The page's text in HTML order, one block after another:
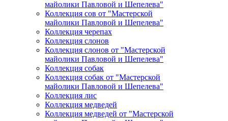
майолики Павловой и Шепелева"
Коллекция сов от "Мастерской
майолики Павловой и Шепелева"
Коллекция черепах
Коллекция слонов
Коллекция слонов от "Мастерской
майолики Павловой и Шепелева"
Коллекция собак
Коллекция собак от "Мастерской
майолики Павловой и Шепелева"
Коллекция лис
Коллекция медведей
Коллекция медведей от "Мастерской